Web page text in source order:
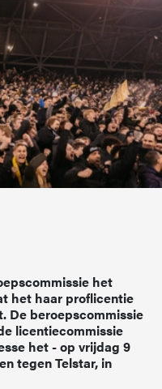
het
het haar proflicentie
De beroepscommissie
licentiecommissie
het - op vrijdag 9
tegen Telstar, in